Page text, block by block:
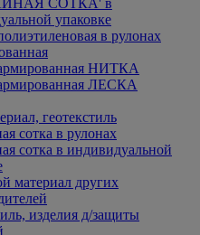
СОТКА' в
упаковке
в рулонах
НИТКА
ЛЕСКА
геотекстиль
сотка в рулонах
сотка в индивидуальной
материал других
изделия д/защиты